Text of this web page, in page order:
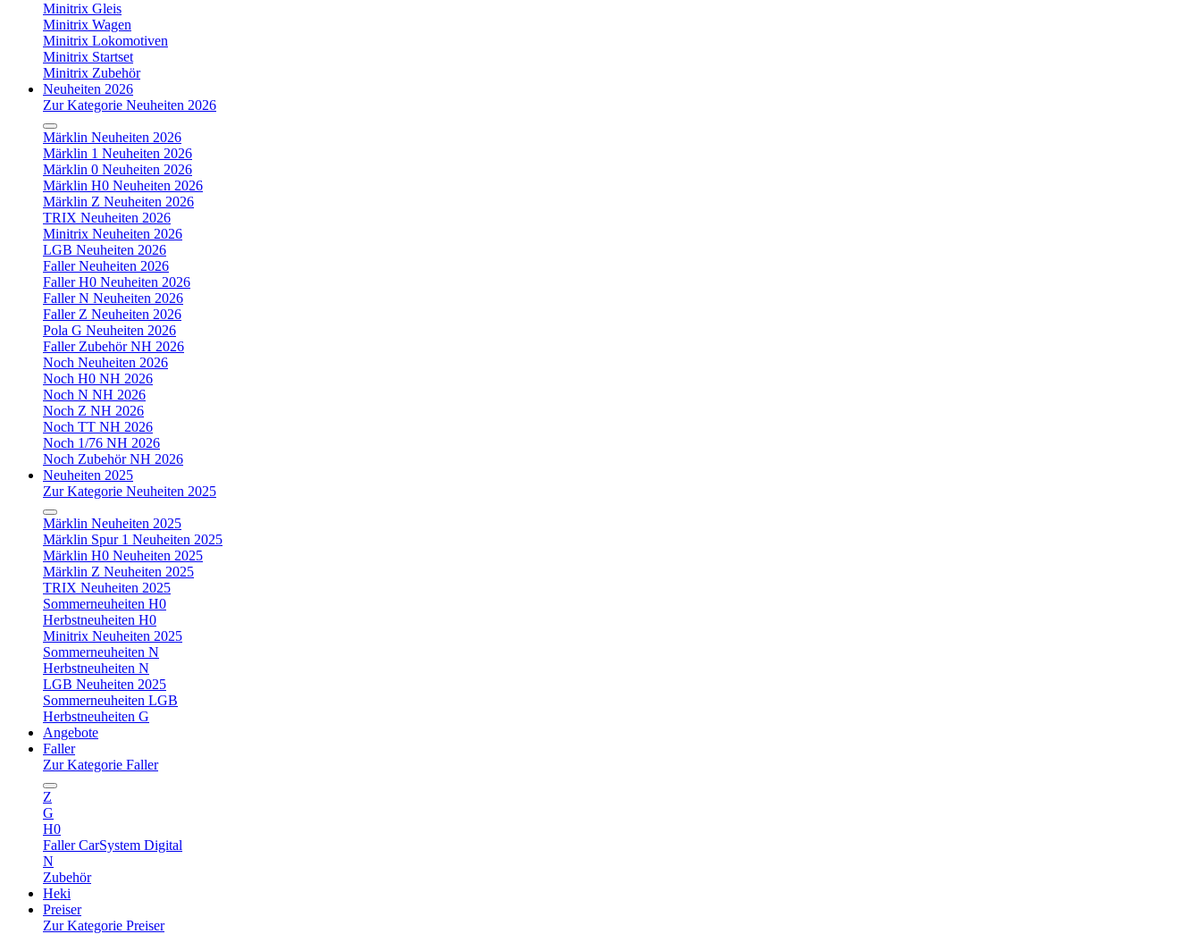
Minitrix Gleis
Minitrix Wagen
Minitrix Lokomotiven
Minitrix Startset
Minitrix Zubehör
Neuheiten 2026
Zur Kategorie Neuheiten 2026
Märklin Neuheiten 2026
Märklin 1 Neuheiten 2026
Märklin 0 Neuheiten 2026
Märklin H0 Neuheiten 2026
Märklin Z Neuheiten 2026
TRIX Neuheiten 2026
Minitrix Neuheiten 2026
LGB Neuheiten 2026
Faller Neuheiten 2026
Faller H0 Neuheiten 2026
Faller N Neuheiten 2026
Faller Z Neuheiten 2026
Pola G Neuheiten 2026
Faller Zubehör NH 2026
Noch Neuheiten 2026
Noch H0 NH 2026
Noch N NH 2026
Noch Z NH 2026
Noch TT NH 2026
Noch 1/76 NH 2026
Noch Zubehör NH 2026
Neuheiten 2025
Zur Kategorie Neuheiten 2025
Märklin Neuheiten 2025
Märklin Spur 1 Neuheiten 2025
Märklin H0 Neuheiten 2025
Märklin Z Neuheiten 2025
TRIX Neuheiten 2025
Sommerneuheiten H0
Herbstneuheiten H0
Minitrix Neuheiten 2025
Sommerneuheiten N
Herbstneuheiten N
LGB Neuheiten 2025
Sommerneuheiten LGB
Herbstneuheiten G
Angebote
Faller
Zur Kategorie Faller
Z
G
H0
Faller CarSystem Digital
N
Zubehör
Heki
Preiser
Zur Kategorie Preiser